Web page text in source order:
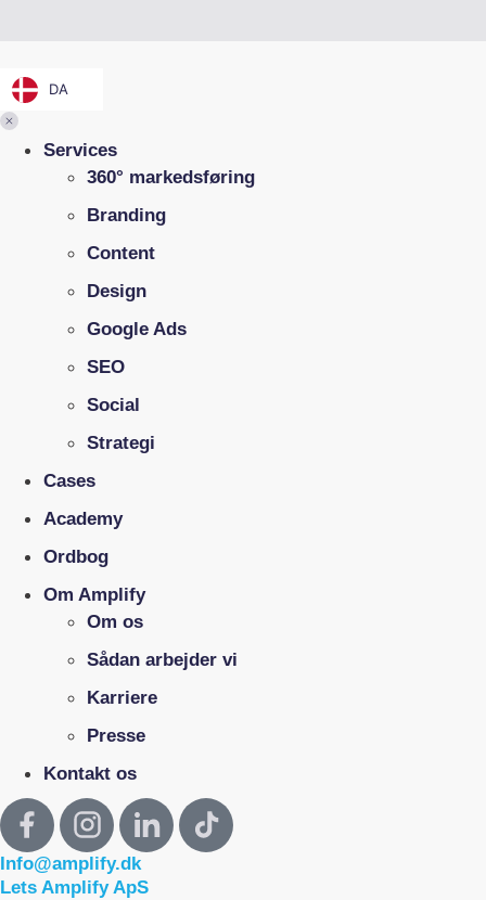
DA
Services
360° markedsføring
Branding
Content
Design
Google Ads
SEO
Social
Strategi
Cases
Academy
Ordbog
Om Amplify
Om os
Sådan arbejder vi
Karriere
Presse
Kontakt os
Info@amplify.dk
Lets Amplify ApS